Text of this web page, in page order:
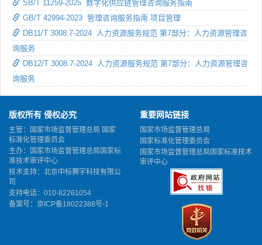
SB/T 11259-2025 数字化供应链管理咨询服务指南
GB/T 42994-2023 管理咨询服务指南 项目管理
DB11/T 3008.7-2024 人力资源服务规范 第7部分：人力资源管理咨
询服务
DB12/T 3008.7-2024 人力资源服务规范 第7部分：人力资源管理咨
询服务
版权所有 侵权必究
主管：国家市场监督管理总局 国家
标准化管理委员会
主办：国家市场监督管理总局国家标
准技术审评中心
技术支持：北京中标赛宇科技有限公
司
支持电话：010-82261054
备案号： 京ICP备18022388号-1
重要网站链接
国家市场监督管理总局
国家标准化管理委员会
国家市场监督管理总局国家标准技术
审评中心